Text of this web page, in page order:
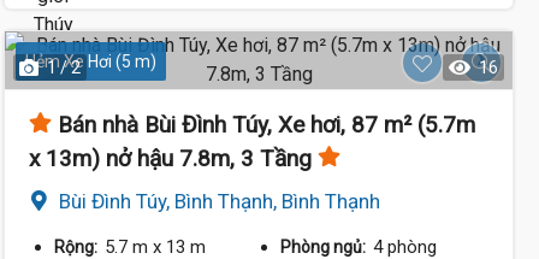
Hẻm Xe Hơi (5 m)
1 / 2 16
Bán nhà Bùi Đình Túy, Xe hơi, 87 m² (5.7m
x 13m) nở hậu 7.8m, 3 Tầng
Bùi Đình Túy, Bình Thạnh, Bình Thạnh
Rộng: 5.7 m x 13 m Phòng ngủ: 4 phòng